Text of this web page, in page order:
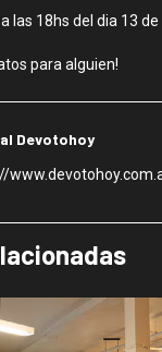
las 18hs del dia 13 de
para alguien!
Devotohoy